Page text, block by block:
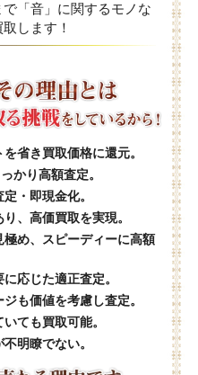
「音」に関するモノな
します！
省き買取価格に還元。
かり高額査定。
・即現金化。
、高価買取を実現。
め、スピーディーに高額
応じた適正査定。
も価値を考慮し査定。
ても買取可能。
明瞭でない。